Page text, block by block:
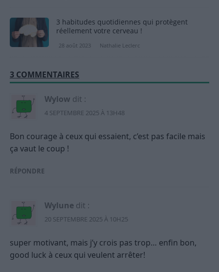
3 habitudes quotidiennes qui protègent
réellement votre cerveau !
28 août 2023 Nathalie Leclerc
3 COMMENTAIRES
Wylow dit :
4 SEPTEMBRE 2025 À 13H48
Bon courage à ceux qui essaient, c’est pas facile mais
ça vaut le coup !
RÉPONDRE
Wylune dit :
20 SEPTEMBRE 2025 À 10H25
super motivant, mais j’y crois pas trop… enfin bon,
good luck à ceux qui veulent arrêter!